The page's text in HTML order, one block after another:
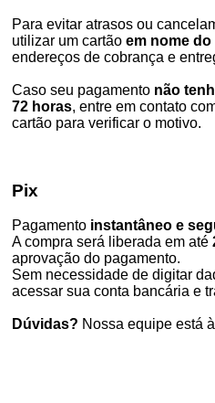
Para evitar atrasos ou
utilizar um cartãoem nome
endereços de cobrança e
Caso seu pagamento não
72 horas, entre em contato
cartão para verificar o motivo.
Pix
Pagamento instantâneo e
A compra será liberada em até
aprovação do pagamento.
Sem necessidade de digitar
acessar sua conta bancária e
Dúvidas? Nossa equipe está